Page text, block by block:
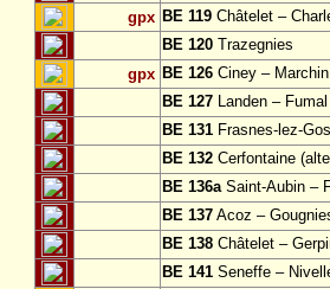
gpx BE 119 Châtelet –
BE 120 Trazegnies
gpx BE 126 Ciney – Marchin
BE 127 Landen – Fumal
BE 131 Frasnes-lez-
BE 132 Cerfontaine
BE 136aSaint-Aubin –
BE 137 Acoz –
BE 138 Châtelet –
BE 141 Seneffe –